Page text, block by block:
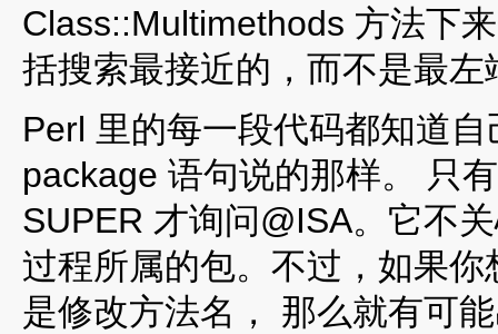
Class::Multimethods 方法下
括搜索最接近的，而不是最左
Perl 里的每一段代码都知道
package 语句说的那样。 只
SUPER 才询问@ISA。它不
过程所属的包。不过，如果
是修改方法名， 那么就有可